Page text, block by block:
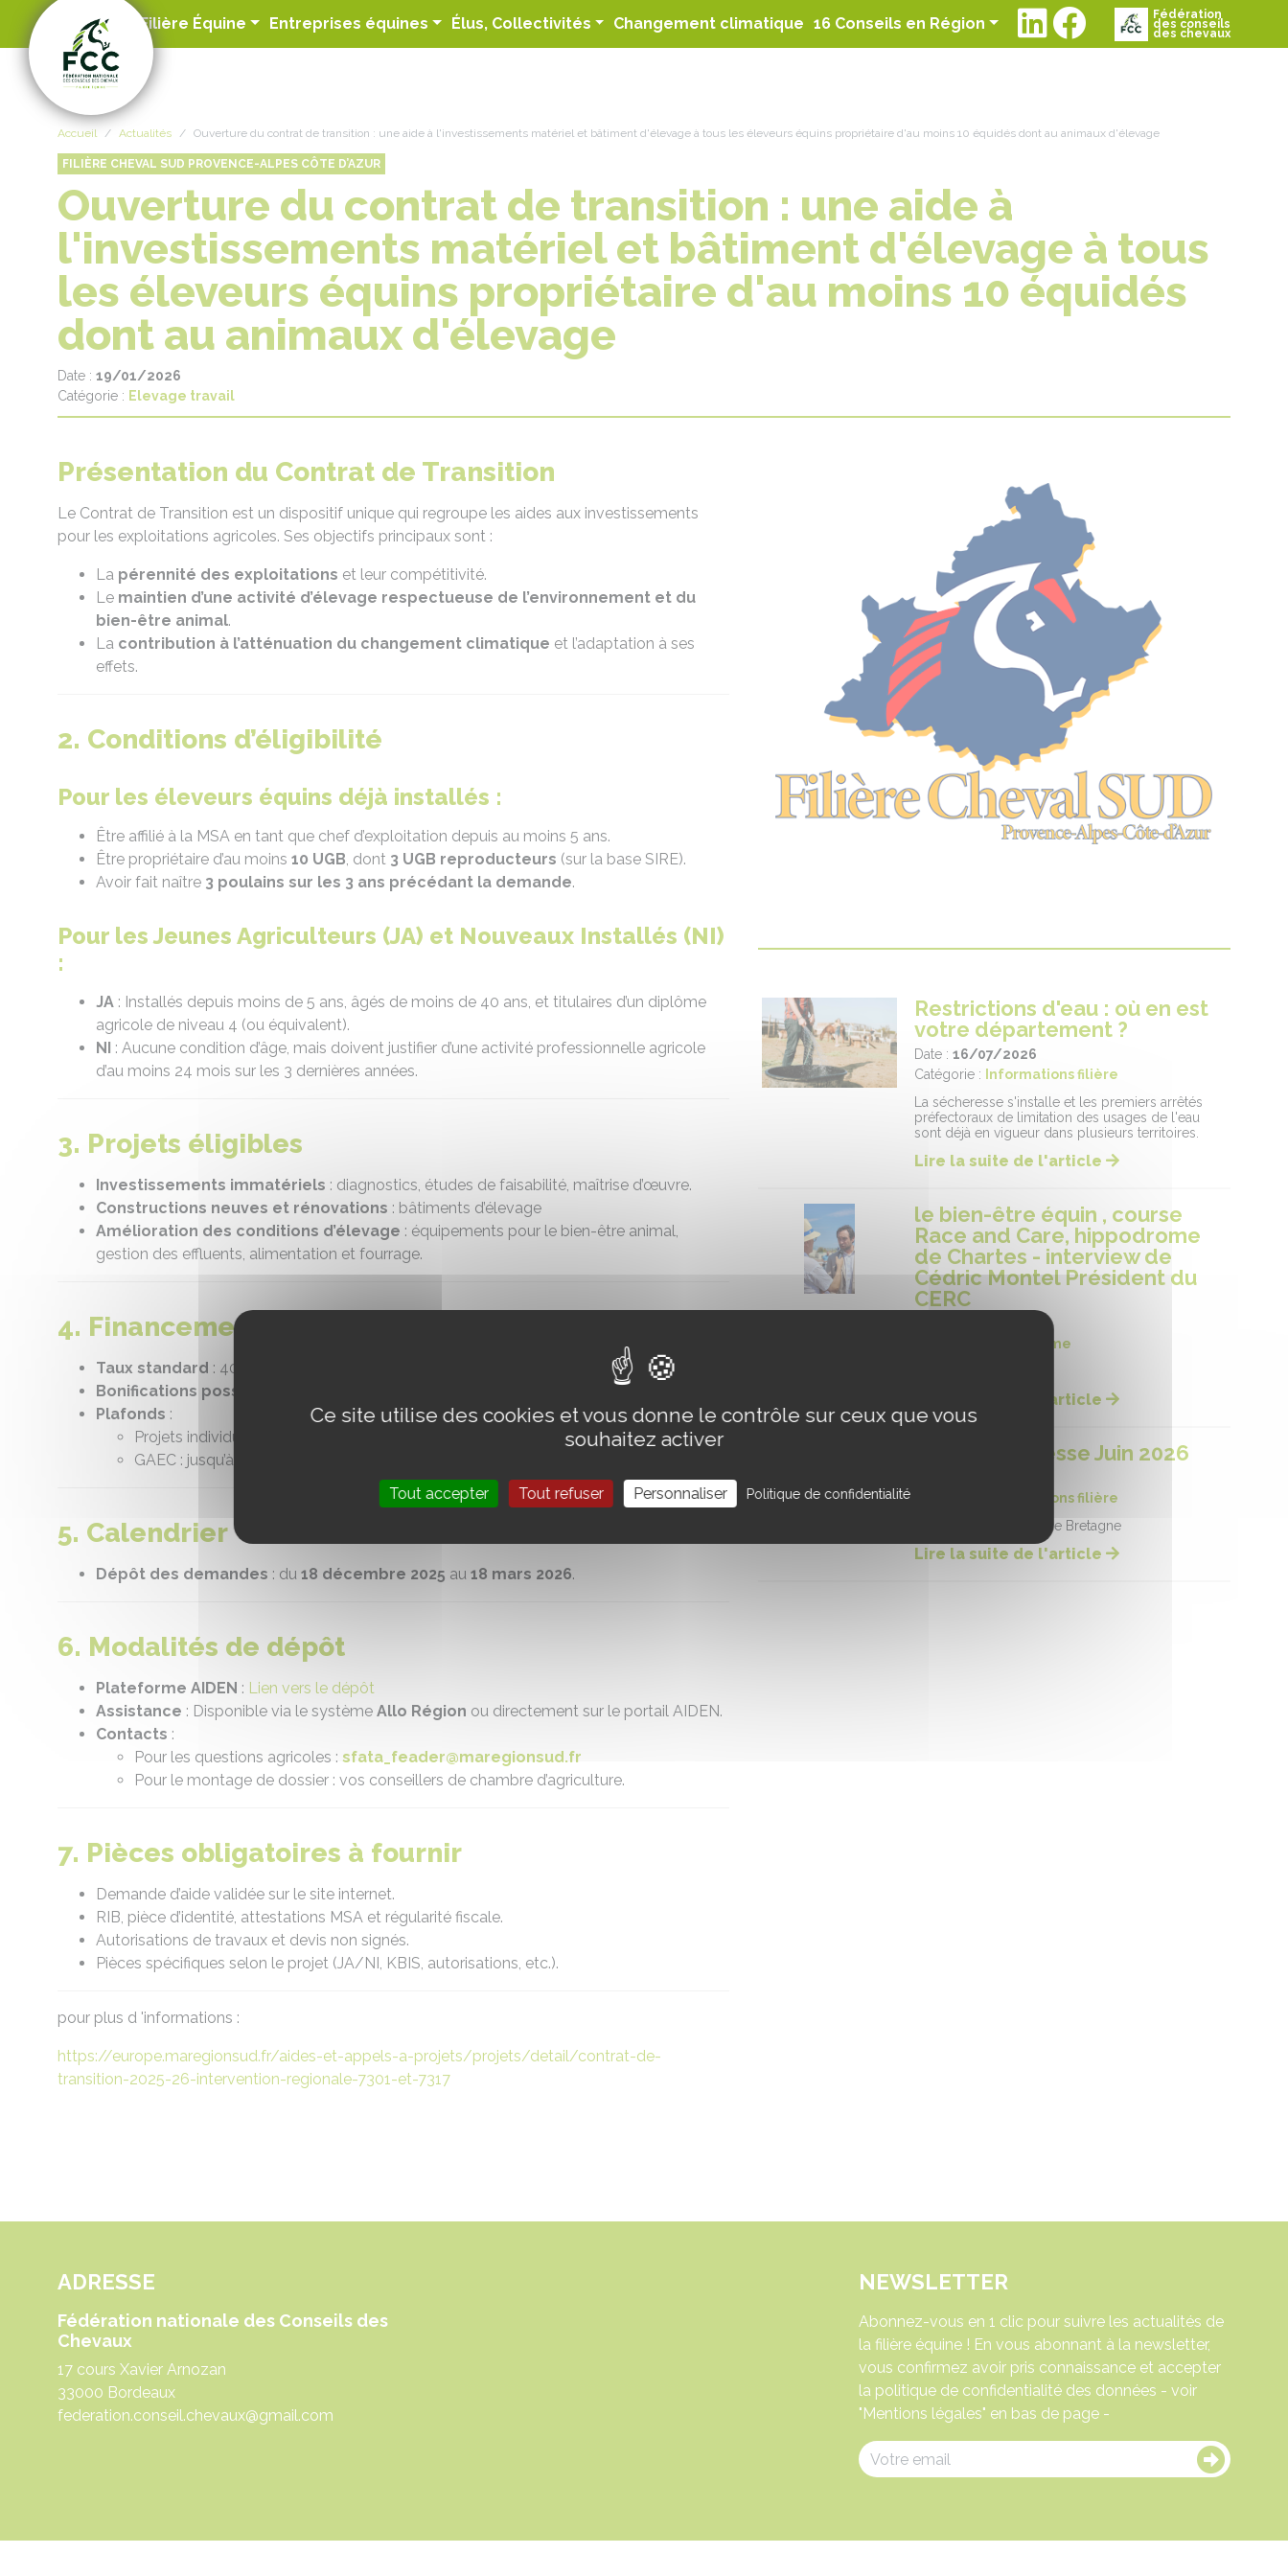
Filière Équine Entreprises équines Élus, Collectivités Changement climatique (current)
16 Conseils en Région Fédération
des conseils
des chevaux
Accueil Actualités Ouverture du contrat de transition : une aide à l'investissements matériel et bâtiment d'élevage à tous les éleveurs équins propriétaire d'au moins 10 équidés dont au animaux d'élevage
FILIÈRE CHEVAL SUD PROVENCE-ALPES CÔTE D’AZUR
Ouverture du contrat de transition : une aide à
l'investissements matériel et bâtiment d'élevage à tous
les éleveurs équins propriétaire d'au moins 10 équidés
dont au animaux d'élevage
Date : 19/01/2026
Catégorie : Elevage travail
Présentation du Contrat de Transition
Le Contrat de Transition est un dispositif unique qui regroupe les aides aux investissements
pour les exploitations agricoles. Ses objectifs principaux sont :
La pérennité des exploitations et leur compétitivité.
Le maintien d’une activité d’élevage respectueuse de l’environnement et du
bien-être animal.
La contribution à l’atténuation du changement climatique et l’adaptation à ses
effets.
2. Conditions d’éligibilité
Pour les éleveurs équins déjà installés :
Être affilié à la MSA en tant que chef d’exploitation depuis au moins 5 ans.
Être propriétaire d’au moins 10 UGB, dont 3 UGB reproducteurs (sur la base SIRE).
Avoir fait naître 3 poulains sur les 3 ans précédant la demande.
Pour les Jeunes Agriculteurs (JA) et Nouveaux Installés (NI)
:
JA : Installés depuis moins de 5 ans, âgés de moins de 40 ans, et titulaires d’un diplôme
agricole de niveau 4 (ou équivalent).
NI : Aucune condition d’âge, mais doivent justifier d’une activité professionnelle agricole
d’au moins 24 mois sur les 3 dernières années.
3. Projets éligibles
Investissements immatériels : diagnostics, études de faisabilité, maîtrise d’œuvre.
Constructions neuves et rénovations : bâtiments d’élevage
Amélioration des conditions d’élevage : équipements pour le bien-être animal,
gestion des effluents, alimentation et fourrage.
4. Financement
Taux standard : 40 % (24 % UE, 16 % Région ou autre cofinanceur).
Bonifications possibles
: +10 % pour les zones de montagne ou pour les JA/NI.
Plafonds :
Projets individuels : 10 000 € à 80 000 € HT.
GAEC : jusqu’à 200 000 € HT.
5. Calendrier
Dépôt des demandes : du 18 décembre 2025 au 18 mars 2026.
6. Modalités de dépôt
Plateforme AIDEN : Lien vers le dépôt
Assistance : Disponible via le système Allo Région ou directement sur le portail AIDEN.
Contacts :
Pour les questions agricoles : sfata_feader@maregionsud.fr
Pour le montage de dossier : vos conseillers de chambre d’agriculture.
7. Pièces obligatoires à fournir
Demande d’aide validée sur le site internet.
RIB, pièce d’identité, attestations MSA et régularité fiscale.
Autorisations de travaux et devis non signés.
Pièces spécifiques selon le projet (JA/NI, KBIS, autorisations, etc.).
pour plus d 'informations :
https://europe.maregionsud.fr/aides-et-appels-a-projets/projets/detail/contrat-de-
transition-2025-26-intervention-regionale-7301-et-7317
Restrictions d'eau : où en est
votre département ?
Date :16/07/2026
Catégorie : Informations filière
La sécheresse s'installe et les premiers arrêtés
préfectoraux de limitation des usages de l'eau
sont déjà en vigueur dans plusieurs territoires.
Lire la suite de l'article
le bien-être équin , course
Race and Care, hippodrome
de Chartes - interview de
Cédric Montel Président du
CERC
Hippodrome
Lire la suite de l'article
Article de presse Juin 2026
Informations filière
Conseil des Equidés de Bretagne
Lire la suite de l'article
ADRESSE
Fédération nationale des Conseils des
Chevaux
17 cours Xavier Arnozan
33000 Bordeaux
federation.conseil.chevaux@gmail.com
NEWSLETTER
Abonnez-vous en 1 clic pour suivre les actualités de
la filière équine ! En vous abonnant à la newsletter,
vous confirmez avoir pris connaissance et accepter
la politique de confidentialité des données - voir
"Mentions légales" en bas de page -
Panneau de gestion des cookies
Ce site utilise des cookies et vous donne le contrôle sur ceux que vous
souhaitez activer
Tout accepter Tout refuser Personnaliser Politique de confidentialité